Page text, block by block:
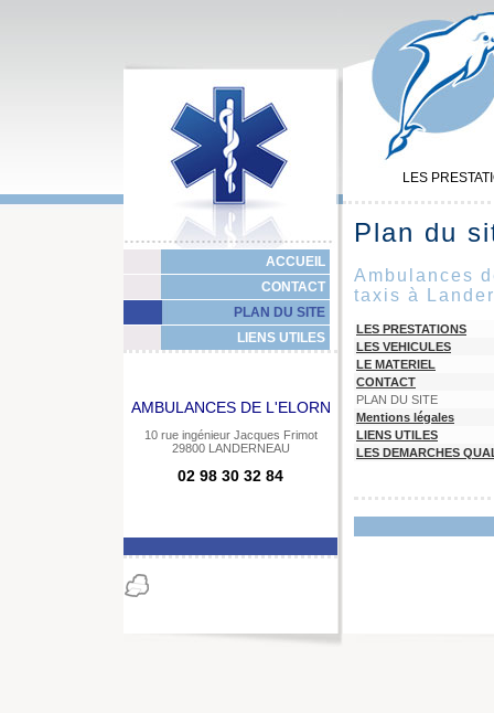
LES
ACCUEIL
CONTACT
PLAN DU SITE
LIENS UTILES
AMBULANCES DE L'ELORN
10 rue ingénieur Jacques Frimot
29800 LANDERNEAU
02 98 30 32 84
Plan du
Ambulances
taxis à
LES PRESTATIONS
LES VEHICULES
LE MATERIEL
CONTACT
PLAN DU SITE
Mentions légales
LIENS UTILES
LES DEMARCHES